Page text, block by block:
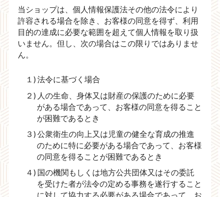
当ショップは、個人情報保護法その他の法令により
許容される場合を除き、お客様の同意を得ず、利用
目的の達成に必要な範囲を超えて個人情報を取り扱
いません。但し、次の場合はこの限りではありませ
ん。
１) 法令に基づく場合
２) 人の生命、身体又は財産の保護のために必要
がある場合であって、お客様の同意を得ること
が困難であるとき
３) 公衆衛生の向上又は児童の健全な育成の推進
のために特に必要がある場合であって、お客様
の同意を得ることが困難であるとき
４) 国の機関もしくは地方公共団体又はその委託
を受けた者が法令の定める事務を遂行すること
に対して協力する必要がある場合であって、お